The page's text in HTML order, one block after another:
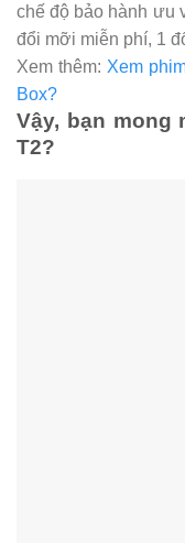
chế độ bảo hành ưu
đổi mỡi miễn phí, 1
Xem thêm: Xem
Box?
Vậy, bạn mong
T2?